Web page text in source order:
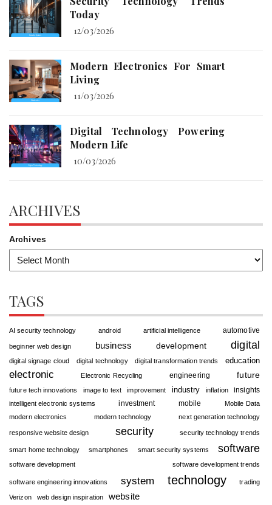
Today
12/03/2026
Modern Electronics For Smart
Living
11/03/2026
Digital Technology Powering
Modern Life
10/03/2026
ARCHIVES
Archives
TAGS
AI security technology android artificial intelligence automotive
beginner web design business development digital
digital signage cloud digital technology digital transformation trends education
electronic Electronic Recycling engineering future
future tech innovations image to text improvement industry inflation insights
intelligent electronic systems investment mobile
Mobile Data
modern electronics
modern technology next generation technology
responsive website design security security technology trends
smart home technology smartphones smart security systems software
software development software development trends
software engineering innovations system technology trading
Verizon web design inspiration website